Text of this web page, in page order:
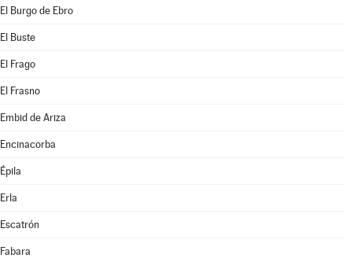
El Burgo de Ebro
El Buste
El Frago
El Frasno
Embid de Ariza
Encinacorba
Épila
Erla
Escatrón
Fabara